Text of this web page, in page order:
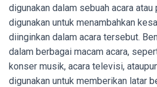
digunakan dalam sebuah acara atau
digunakan untuk menambahkan
diinginkan dalam acara tersebut.
dalam berbagai macam acara,
konser musik, acara televisi,
digunakan untuk memberikan latar